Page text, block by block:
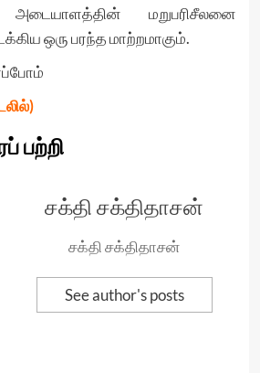
மறுபரிசீலனை
ஒரு பரந்த மாற்றமாகும்.
பற்றி
சக்தி சக்திதாசன்
சக்தி சக்திதாசன்
See author's posts